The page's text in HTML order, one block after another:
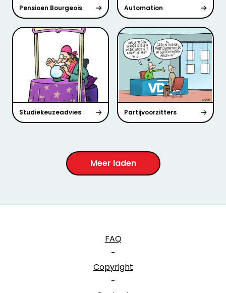
Pensioen Bourgeois Automation
Studiekeuzeadvies Partijvoorzitters
Meer laden
FAQ
-
Copyright
-